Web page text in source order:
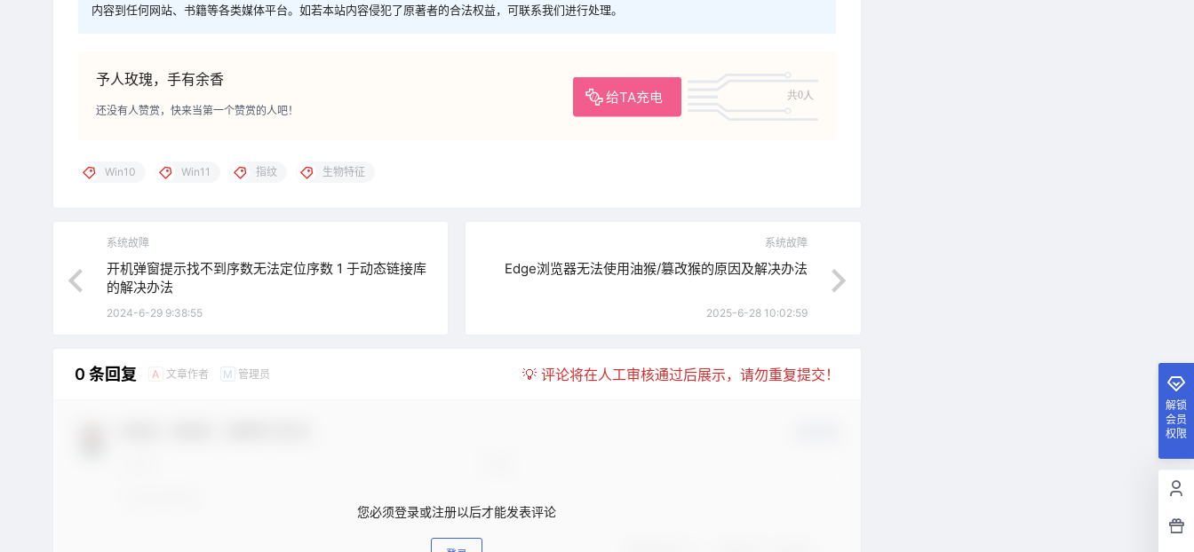
内容到任何网站、书籍等各类媒体平台。如若本站内容侵犯了原著者的合法权益，可联系我们进行处理。
予人玫瑰，手有余香
给TA充电 共0人
还没有人赞赏，快来当第一个赞赏的人吧！
Win10 Win11 指纹 生物特征
系统故障
开机弹窗提示找不到序数无法定位序数 1 于动态链接库
的解决办法
2024-6-29 9:38:55
系统故障
Edge浏览器无法使用油猴/篡改猴的原因及解决办法
2025-6-28 10:02:59
0 条回复 A 文章作者 M 管理员 💡 评论将在人工审核通过后展示，请勿重复提交！
您必须登录或注册以后才能发表评论
解锁
会员
权限